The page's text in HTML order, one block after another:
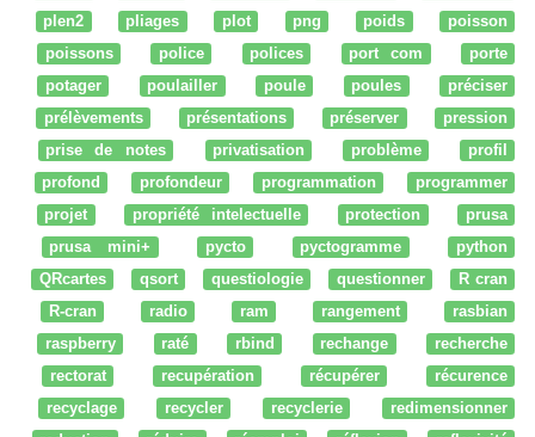
plen2
pliages plot png poids
poisson
poissons
police polices port com
porte
potager
poulailler poule poules
préciser
prélèvements
présentations préserver
pression
prise de notes
privatisation problème
profil
profond
profondeur programmation
programmer
projet
propriété intelectuelle protection
prusa
prusa mini+
pycto pyctogramme
python
QRcartes
qsort questiologie questionner
R cran
R-cran
radio ram rangement
rasbian
raspberry
raté rbind rechange
recherche
rectorat
recupération récupérer
récurence
recyclage
recycler recyclerie
redimensionner